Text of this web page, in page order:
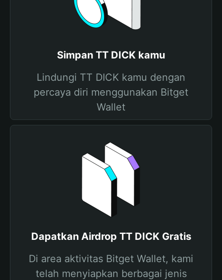
Simpan TT DICK kamu
Lindungi TT DICK kamu dengan
percaya diri menggunakan Bitget
Wallet
Dapatkan Airdrop TT DICK Gratis
Di area aktivitas Bitget Wallet, kami
telah menyiapkan berbagai jenis